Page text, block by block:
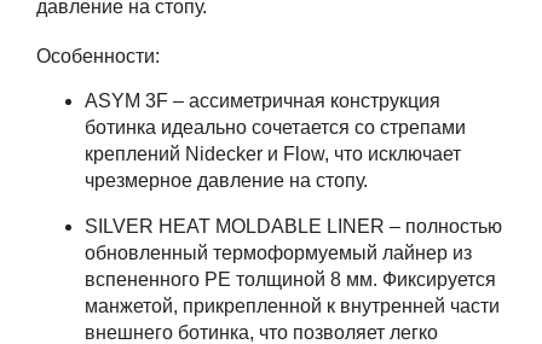
давление на стопу.
Особенности:
ASYM 3F – ассиметричная конструкция
ботинка идеально сочетается со стрепами
креплений Nidecker и Flow, что исключает
чрезмерное давление на стопу.
SILVER HEAT MOLDABLE LINER – полностью
обновленный термоформуемый лайнер из
вспененного PE толщиной 8 мм. Фиксируется
манжетой, прикрепленной к внутренней части
внешнего ботинка, что позволяет легко